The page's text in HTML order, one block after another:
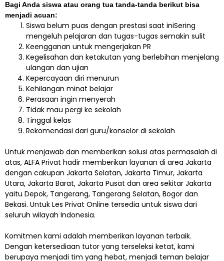
Bagi Anda siswa atau orang tua tanda-tanda berikut bisa
menjadi acuan:
Siswa belum puas dengan prestasi saat iniSering
mengeluh pelajaran dan tugas-tugas semakin sulit
Keengganan untuk mengerjakan PR
Kegelisahan dan ketakutan yang berlebihan menjelang
ulangan dan ujian
Kepercayaan diri menurun
Kehilangan minat belajar
Perasaan ingin menyerah
Tidak mau pergi ke sekolah
Tinggal kelas
Rekomendasi dari guru/konselor di sekolah
Untuk menjawab dan memberikan solusi atas permasalah di
atas, ALFA Privat hadir memberikan layanan di area Jakarta
dengan cakupan Jakarta Selatan, Jakarta Timur, Jakarta
Utara, Jakarta Barat, Jakarta Pusat dan area sekitar Jakarta
yaitu Depok, Tangerang, Tangerang Selatan, Bogor dan
Bekasi. Untuk Les Privat Online tersedia untuk siswa dari
seluruh wilayah Indonesia.
Komitmen kami adalah memberikan layanan terbaik.
Dengan ketersediaan tutor yang terseleksi ketat, kami
berupaya menjadi tim yang hebat, menjadi teman belajar